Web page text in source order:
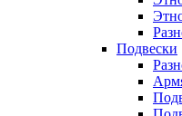
Подвески